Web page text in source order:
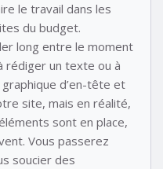
le travail dans les
du budget.
long entre le moment
rédiger un texte ou à
d’en-tête et
site, mais en réalité,
sont en place,
Vous passerez
soucier des